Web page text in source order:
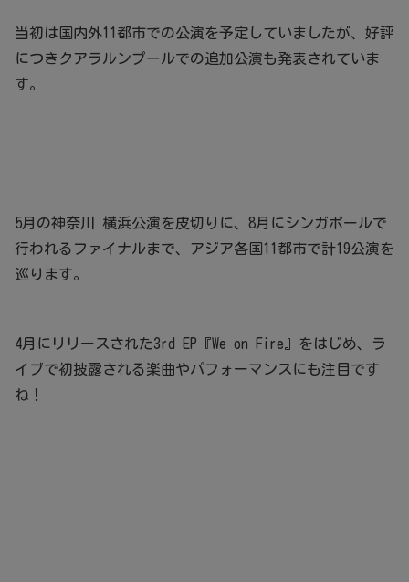
当初は国内外11都市での公演を予定していましたが、好評
につきクアラルンプールでの追加公演も発表されていま
す。
5月の神奈川 横浜公演を皮切りに、8月にシンガポールで
行われるファイナルまで、アジア各国11都市で計19公演を
巡ります。
4月にリリースされた3rd EP『We on Fire』をはじめ、ラ
イブで初披露される楽曲やパフォーマンスにも注目です
ね！